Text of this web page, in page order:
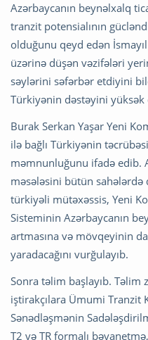
Azərbaycanın beynəlxalq
tranzit potensialının
olduğunu qeyd edən
üzərinə düşən vəzifələri
səylərini səfərbər etdiyini
Türkiyənin dəstəyini
Burak Serkan Yaşar Yeni
ilə bağlı Türkiyənin
məmnunluğunu ifadə edib.
məsələsini bütün
türkiyəli mütəxəssis, Yeni
Sisteminin Azərbaycanın
artmasına və mövqeyinin
yaradacağını vurğulayıb.
Sonra təlim başlayıb. Təlim
iştirakçılara Ümumi Tranzit
Sənədləşmənin
T2 və TR formalı